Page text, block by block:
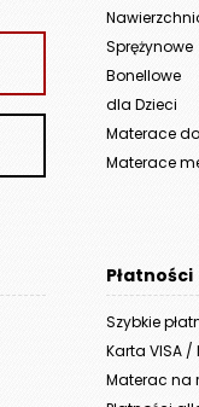
Sprężynowe
Bonellowe
dla Dzieci
Materace
Materace
Płatności
Szybkie
Karta VISA
Materac na